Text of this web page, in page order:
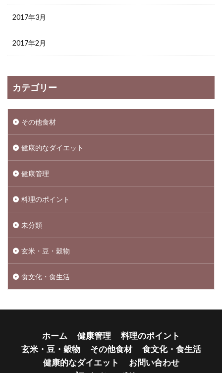
2017年3月
2017年2月
カテゴリー
その他食材
健康的なダイエット
健康管理
料理のポイント
未分類
玄米・豆・穀物
食文化・食生活
ホーム 健康管理
料理のポイント
玄米・豆・穀物
その他食材
食文化・食生活
健康的なダイエット
お問い合わせ